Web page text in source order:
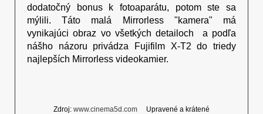
dodatočný bonus k fotoaparátu, potom ste sa
mýlili. Táto malá Mirrorless "kamera" má
vynikajúci obraz vo všetkých detailoch a podľa
nášho názoru privádza Fujifilm X-T2 do triedy
najlepších Mirrorless videokamier.
Zdroj: www.cinema5d.com Upravené a krátené